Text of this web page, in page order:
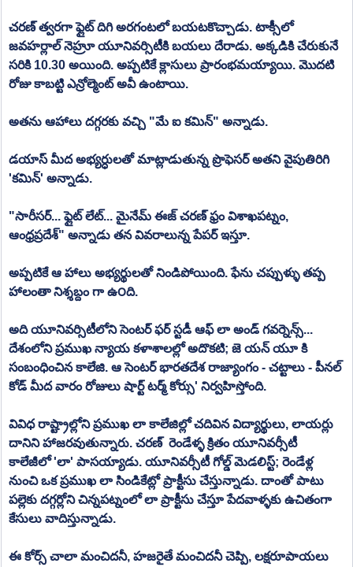
చరణ్ త్వరగా ఫ్లైట్ దిగి అరగంటలో బయటకొచ్చాడు. టాక్సీలో
జవహర్లాల్ నెహ్రూ యూనివర్సిటీకి బయలు దేరాడు. అక్కడికి చేరుకునే
సరికి 10.30 అయింది. అప్పటికే క్లాసులు ప్రారంభమయ్యాయి. మొదటి
రోజు కాబట్టి ఎన్రోల్మెంట్ అవీ ఉంటాయి.
అతను ఆహాలు దగ్గరకు వచ్చి "మే ఐ కమిన్" అన్నాడు.
డయాస్ మీద అభ్యర్ధులతో మాట్లాడుతున్న ప్రొఫెసర్ అతని వైపుతిరిగి
'కమిన్' అన్నాడు.
"సారీసర్... ఫ్లైట్ లేట్... మైనేమ్ ఈజ్ చరణ్ ఫ్రం విశాఖపట్నం,
ఆంధ్రప్రదేశ్" అన్నాడు తన వివరాలున్న పేపర్ ఇస్తూ.
అప్పటికే ఆ హాలు అభ్యర్థులతో నిండిపోయింది. ఫేను చప్పుళ్ళు తప్ప
హాలంతా నిశ్శబ్దం గా ఉ౦ది.
అది యూనివర్సిటీలోని సెంటర్ ఫర్ స్టడీ ఆఫ్ లా అండ్ గవర్నెన్స్...
దేశంలోని ప్రముఖ న్యాయ కళాశాలల్లో అదొకటి; జె యన్ యూ కి
సంబంధించిన కాలేజి. ఆ సెంటర్ భారతదేశ రాజ్యాంగం - చట్టాలు - పీనల్
కోడ్ మీద వారం రోజులు షార్ట్ టర్మ్ కోర్సు' నిర్వహిస్తోంది.
వివిధ రాష్ట్రాల్లోని ప్రముఖ లా కాలేజిల్లో చదివిన విద్యార్థులు, లాయర్లు
దానిని హాజరవుతున్నారు. చరణ్  రెండేళ్ళ క్రితం యూనివర్సీటీ
కాలేజీలో 'లా' పాసయ్యాడు. యూనివర్సీటీ గోల్డ్ మెడలిస్ట్; రెండేళ్ల
నుంచి ఒక ప్రముఖ లా సిండికేట్లో ప్రాక్టీసు చేస్తున్నాడు. దాంతో పాటు
పల్లెకు దగ్గర్లోని చిన్నపట్నంలో లా ప్రాక్టీసు చేస్తూ పేదవాళ్ళకు ఉచితంగా
కేసులు వాదిస్తున్నాడు.
ఈ కోర్స్ చాలా మంచిదనీ, హజరైతే మంచిదనీ చెప్పి, లక్షరూపాయలు